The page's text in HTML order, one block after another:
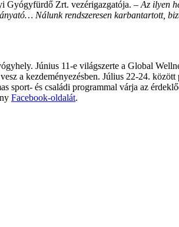
Gyógyfürdő Zrt. vezérigazgatója. – Az ilyen
Nálunk rendszeresen karbantartott,
Június 11-e világszerte a Global
a kezdeményezésben. Július 22-24.
sport- és családi programmal várja az
Facebook-oldalát.